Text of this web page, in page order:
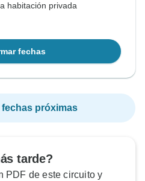
habitación privada
fechas
fechas próximas
tarde?
PDF de este circuito y